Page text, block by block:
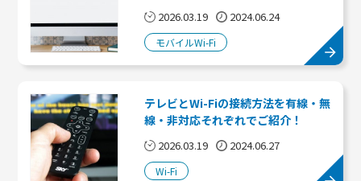
2026.03.19 2024.06.24
モバイルWi-Fi
テレビとWi-Fiの接続方法を有線・無
線・非対応それぞれでご紹介！
2026.03.19 2024.06.27
Wi-Fi